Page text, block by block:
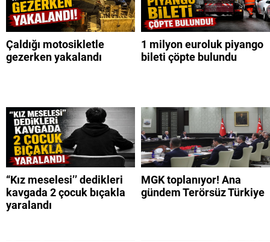
Çaldığı motosikletle
gezerken yakalandı
1 milyon euroluk piyango
bileti çöpte bulundu
“Kız meselesi’’ dedikleri
kavgada 2 çocuk bıçakla
yaralandı
MGK toplanıyor! Ana
gündem Terörsüz Türkiye